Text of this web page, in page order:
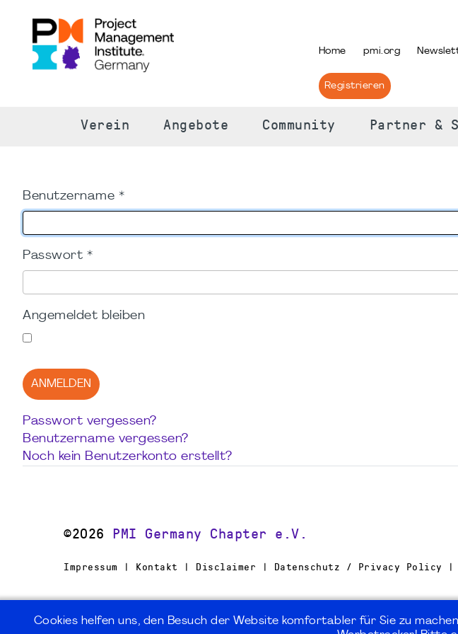
Home pmi.org
Registrieren
Verein Angebote Community Partner &
Benutzername *
Passwort *
Angemeldet bleiben
ANMELDEN
Passwort vergessen?
Benutzername vergessen?
Noch kein Benutzerkonto erstellt?
©2026 PMI Germany Chapter e.V.
Impressum | Kontakt | Disclaimer | Datenschutz / Privacy Policy |
Cookies helfen uns, den Besuch der Website komfortabler für Sie zu